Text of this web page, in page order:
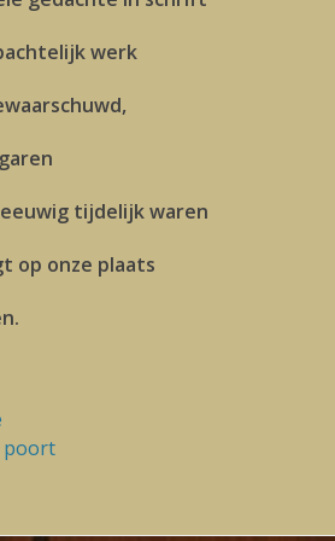
werk
tijdelijk waren
op onze plaats
poort